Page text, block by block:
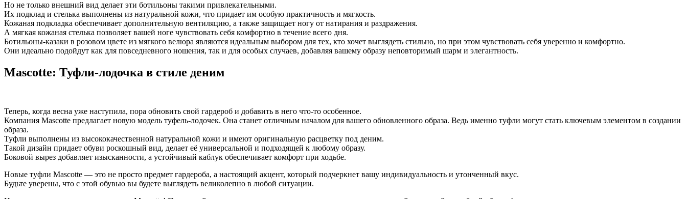
Но не только внешний вид делает эти ботильоны такими привлекательными.
Их подклад и стелька выполнены из натуральной кожи, что придает им особую практичность и мягкость.
Кожаная подкладка обеспечивает дополнительную вентиляцию, а также защищает ногу от натирания и раздражения.
А мягкая кожаная стелька позволяет вашей ноге чувствовать себя комфортно в течение всего дня.
Ботильоны-казаки в розовом цвете из мягкого велюра являются идеальным выбором для тех, кто хочет выглядеть стильно, но при этом чувствовать себя уверенно и комфортно.
Они идеально подойдут как для повседневного ношения, так и для особых случаев, добавляя вашему образу неповторимый шарм и элегантность.
Mascotte: Туфли-лодочка в стиле деним
Теперь, когда весна уже наступила, пора обновить свой гардероб и добавить в него что-то особенное.
Компания Mascotte предлагает новую модель туфель-лодочек. Она станет отличным началом для вашего обновленного образа. Ведь именно туфли могут стать ключевым элементом в создании
образа.
Туфли выполнены из высококачественной натуральной кожи и имеют оригинальную расцветку под деним.
Такой дизайн придает обуви роскошный вид, делает её универсальной и подходящей к любому образу.
Боковой вырез добавляет изысканности, а устойчивый каблук обеспечивает комфорт при ходьбе.
Новые туфли Mascotte — это не просто предмет гардероба, а настоящий акцент, который подчеркнет вашу индивидуальность и утонченный вкус.
Будьте уверены, что с этой обувью вы будете выглядеть великолепно в любой ситуации.